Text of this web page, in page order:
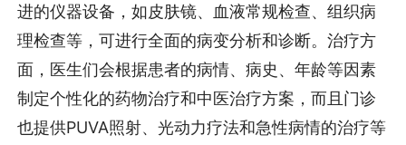
进的仪器设备，如皮肤镜、血液常规检查、组织病
理检查等，可进行全面的病变分析和诊断。治疗方
面，医生们会根据患者的病情、病史、年龄等因素
制定个性化的药物治疗和中医治疗方案，而且门诊
也提供PUVA照射、光动力疗法和急性病情的治疗等